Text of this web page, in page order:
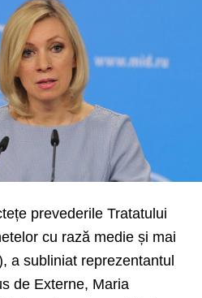
prevederile Tratatului
cu rază medie și mai
a subliniat reprezentantul
de Externe, Maria